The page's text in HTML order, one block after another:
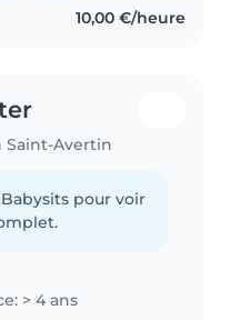
10,00 €/heure
Saint-Avertin
pour voir
> 4 ans